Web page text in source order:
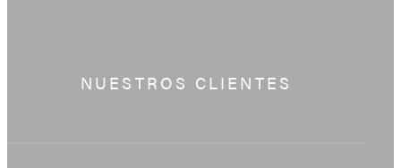
NUESTROS CLIENTES